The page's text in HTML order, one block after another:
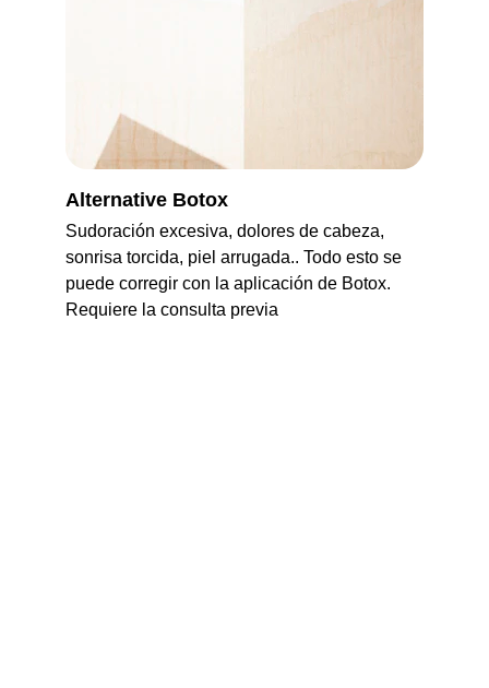
Sudoración excesiva, dolores de cabeza,
sonrisa torcida, piel arrugada.. Todo esto se
puede corregir con la aplicación de Botox.
Requiere la consulta previa
Alternative Botox